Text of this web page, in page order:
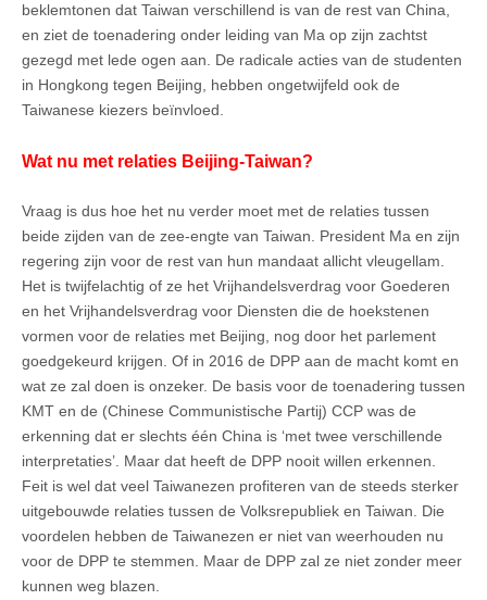
beklemtonen dat Taiwan verschillend is van de rest van China,
en ziet de toenadering onder leiding van Ma op zijn zachtst
gezegd met lede ogen aan. De radicale acties van de studenten
in Hongkong tegen Beijing, hebben ongetwijfeld ook de
Taiwanese kiezers beïnvloed.
Wat nu met relaties Beijing-Taiwan?
Vraag is dus hoe het nu verder moet met de relaties tussen
beide zijden van de zee-engte van Taiwan. President Ma en zijn
regering zijn voor de rest van hun mandaat allicht vleugellam.
Het is twijfelachtig of ze het Vrijhandelsverdrag voor Goederen
en het Vrijhandelsverdrag voor Diensten die de hoekstenen
vormen voor de relaties met Beijing, nog door het parlement
goedgekeurd krijgen. Of in 2016 de DPP aan de macht komt en
wat ze zal doen is onzeker. De basis voor de toenadering tussen
KMT en de (Chinese Communistische Partij) CCP was de
erkenning dat er slechts één China is ‘met twee verschillende
interpretaties’. Maar dat heeft de DPP nooit willen erkennen.
Feit is wel dat veel Taiwanezen profiteren van de steeds sterker
uitgebouwde relaties tussen de Volksrepubliek en Taiwan. Die
voordelen hebben de Taiwanezen er niet van weerhouden nu
voor de DPP te stemmen. Maar de DPP zal ze niet zonder meer
kunnen weg blazen.